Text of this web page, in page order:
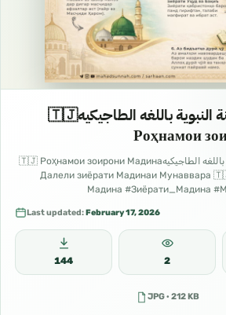
دليل زيارة المدينة النبوية باللغه الطاجيكيه🇹🇯
Роҳнамои
دليل زيارة المدينة النبوية باللغه الطاجيكيه🇹🇯 Роҳнамои зоирони Мадина
Далели зиёрати Мадинаи Мунаввара
Мадина #Зиёрати_Мадина
Last updated:February 17, 2026
144 2
JPG · 212 KB